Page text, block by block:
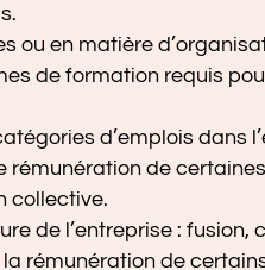
ou en matière
de formation requis
d’emplois dans
de
collective.
de l’entreprise : fusion,
rémunération de